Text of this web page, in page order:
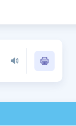
YDS - YÖKDİL
İngilizce Gramer